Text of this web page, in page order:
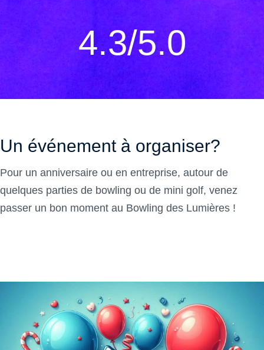
4.3/5.0
Un événement à organiser?
Pour un anniversaire ou en entreprise, autour de
quelques parties de bowling ou de mini golf, venez
passer un bon moment au Bowling des Lumières !